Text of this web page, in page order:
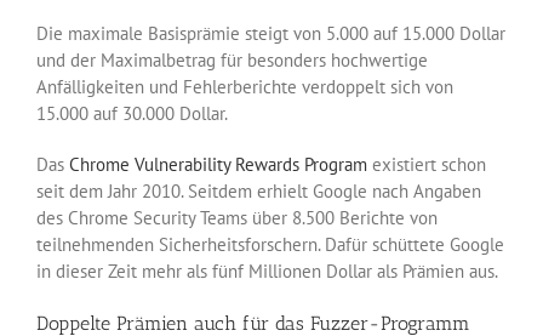
Die maximale Basisprämie steigt von 5.000 auf 15.000 Dollar
und der Maximalbetrag für besonders hochwertige
Anfälligkeiten und Fehlerberichte verdoppelt sich von
15.000 auf 30.000 Dollar.
Das Chrome Vulnerability Rewards Program existiert schon
seit dem Jahr 2010. Seitdem erhielt Google nach Angaben
des Chrome Security Teams über 8.500 Berichte von
teilnehmenden Sicherheitsforschern. Dafür schüttete Google
in dieser Zeit mehr als fünf Millionen Dollar als Prämien aus.
Doppelte Prämien auch für das Fuzzer-Programm